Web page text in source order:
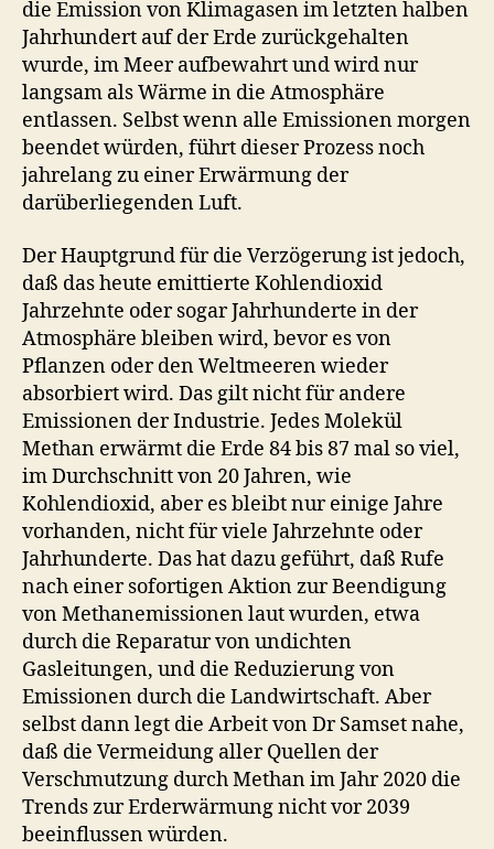
die Emission von Klimagasen im letzten halben
Jahrhundert auf der Erde zurückgehalten
wurde, im Meer aufbewahrt und wird nur
langsam als Wärme in die Atmosphäre
entlassen. Selbst wenn alle Emissionen morgen
beendet würden, führt dieser Prozess noch
jahrelang zu einer Erwärmung der
darüberliegenden Luft.
Der Hauptgrund für die Verzögerung ist jedoch,
daß das heute emittierte Kohlendioxid
Jahrzehnte oder sogar Jahrhunderte in der
Atmosphäre bleiben wird, bevor es von
Pflanzen oder den Weltmeeren wieder
absorbiert wird. Das gilt nicht für andere
Emissionen der Industrie. Jedes Molekül
Methan erwärmt die Erde 84 bis 87 mal so viel,
im Durchschnitt von 20 Jahren, wie
Kohlendioxid, aber es bleibt nur einige Jahre
vorhanden, nicht für viele Jahrzehnte oder
Jahrhunderte. Das hat dazu geführt, daß Rufe
nach einer sofortigen Aktion zur Beendigung
von Methanemissionen laut wurden, etwa
durch die Reparatur von undichten
Gasleitungen, und die Reduzierung von
Emissionen durch die Landwirtschaft. Aber
selbst dann legt die Arbeit von Dr Samset nahe,
daß die Vermeidung aller Quellen der
Verschmutzung durch Methan im Jahr 2020 die
Trends zur Erderwärmung nicht vor 2039
beeinflussen würden.